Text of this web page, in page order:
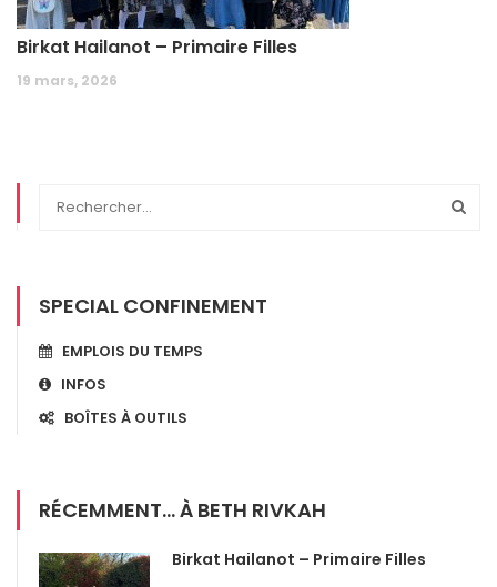
Birkat Hailanot – Primaire Filles
19 mars, 2026
SPECIAL CONFINEMENT
EMPLOIS DU TEMPS
INFOS
BOÎTES À OUTILS
RÉCEMMENT... À BETH RIVKAH
Birkat Hailanot – Primaire Filles